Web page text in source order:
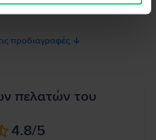
προδιαγραφές
πελατών του
4.8/5